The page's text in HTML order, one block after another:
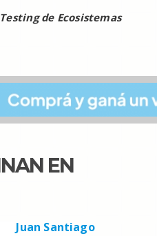
de Ecosistemas
EN
Juan Santiago